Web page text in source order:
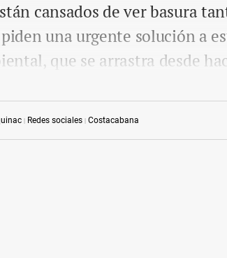
Redes sociales Costacabana
cansados de ver basura
una urgente solución a
que se arrastra desde